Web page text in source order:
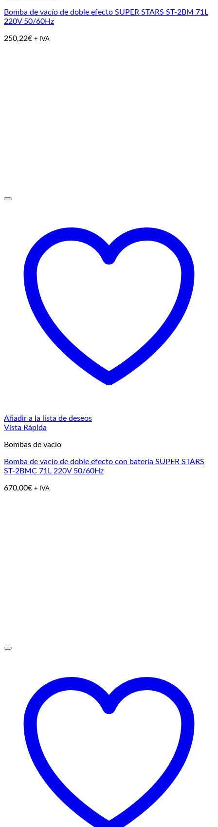
Bomba de vacío de doble efecto SUPER STARS ST-2BM 71L
220V 50/60Hz
250,22€ + IVA
Añadir a la lista de deseos
Vista Rápida
Bombas de vacío
Bomba de vacío de doble efecto con batería SUPER STARS
ST-2BMC 71L 220V 50/60Hz
670,00€ + IVA